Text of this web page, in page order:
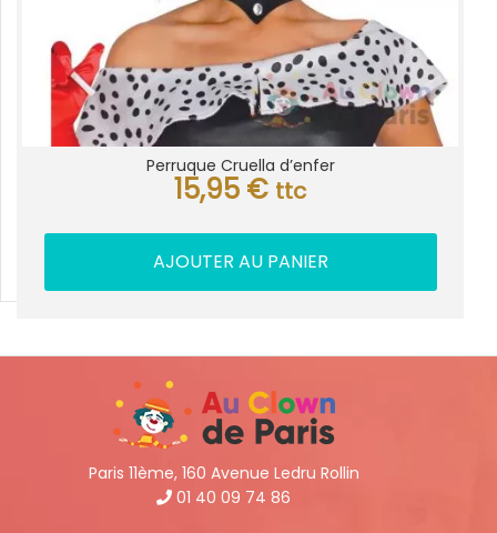
Perruque Cruella d’enfer
15,95 € ttc
AJOUTER AU PANIER
Paris 11ème, 160 Avenue Ledru Rollin
01 40 09 74 86